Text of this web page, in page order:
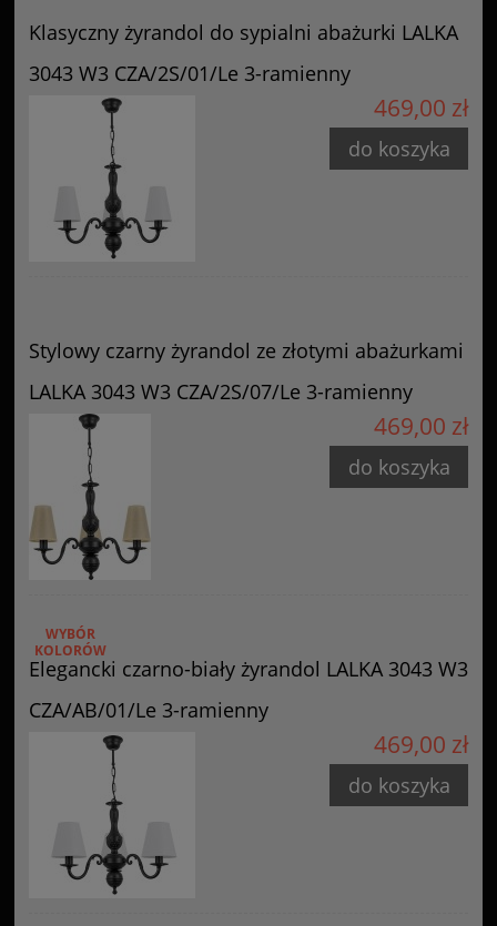
Klasyczny żyrandol do sypialni abażurki LALKA
3043 W3 CZA/2S/01/Le 3-ramienny
469,00 zł
do koszyka
Stylowy czarny żyrandol ze złotymi abażurkami
LALKA 3043 W3 CZA/2S/07/Le 3-ramienny
469,00 zł
do koszyka
Elegancki czarno-biały żyrandol LALKA 3043 W3
CZA/AB/01/Le 3-ramienny
WYBÓR
KOLORÓW
469,00 zł
do koszyka